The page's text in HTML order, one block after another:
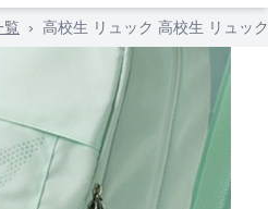
覧 › 高校生 リュック 高校生 リュッ